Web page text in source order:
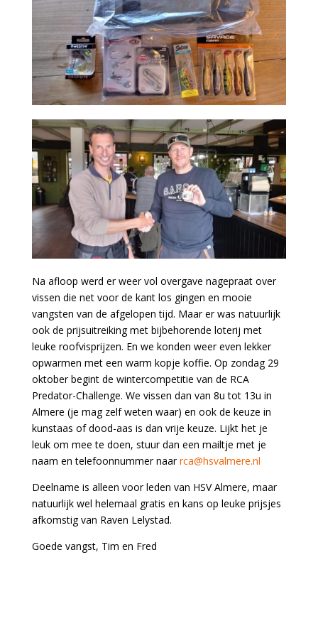
Na afloop werd er weer vol overgave nagepraat over
vissen die net voor de kant los gingen en mooie
vangsten van de afgelopen tijd. Maar er was natuurlijk
ook de prijsuitreiking met bijbehorende loterij met
leuke roofvisprijzen. En we konden weer even lekker
opwarmen met een warm kopje koffie. Op zondag 29
oktober begint de wintercompetitie van de RCA
Predator-Challenge. We vissen dan van 8u tot 13u in
Almere (je mag zelf weten waar) en ook de keuze in
kunstaas of dood-aas is dan vrije keuze. Lijkt het je
leuk om mee te doen, stuur dan een mailtje met je
naam en telefoonnummer naarrca@hsvalmere.nl
Deelname is alleen voor leden van HSV Almere, maar
natuurlijk wel helemaal gratis en kans op leuke prijsjes
afkomstig van Raven Lelystad.
Goede vangst, Tim en Fred